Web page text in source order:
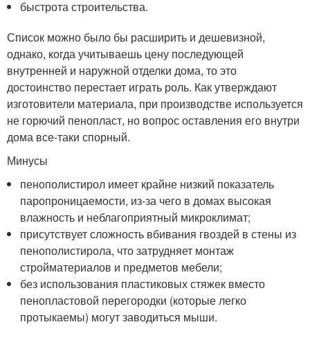
быстрота строительства.
Список можно было бы расширить и дешевизной,
однако, когда учитываешь цену последующей
внутренней и наружной отделки дома, то это
достоинство перестает играть роль. Как утверждают
изготовители материала, при производстве используется
не горючий пенопласт, но вопрос оставления его внутри
дома все-таки спорный.
Минусы
пенополистирол имеет крайне низкий показатель
паропроницаемости, из-за чего в домах высокая
влажность и неблагоприятный микроклимат;
присутствует сложность вбивания гвоздей в стены из
пенополистирола, что затрудняет монтаж
стройматериалов и предметов мебели;
без использования пластиковых стяжек вместо
пенопластовой перегородки (которые легко
протыкаемы) могут заводиться мыши.